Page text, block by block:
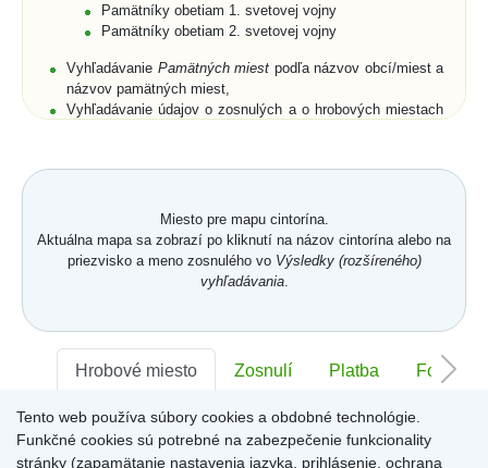
Pamätníky obetiam 1. svetovej vojny
Pamätníky obetiam 2. svetovej vojny
Vyhľadávanie Pamätných miest podľa názvov obcí/miest a
názvov pamätných miest,
Vyhľadávanie údajov o zosnulých a o hrobových miestach
Rozšírené vyhľadávanie zosnulých aj podľa dátumu
buď na cintorínoch konkrétnej obce/mesta, alebo na
všetkých cintorínoch obcí/miest umiestnených na portáli,
Zobrazenie zoznamov zosnulých na vyhľadaných
symbolických cintorínoch a/alebo pamätníkoch s
Prehľadné usporiadanie databázových záznamov cintorína
Karte hrobového miesta
Karta
hrobového miestaje členená na jednotlivé záložky -
Kronika,
ZáložkaHrobové miesto obsahuje položky: číslo hrobového
miesta, dĺžka, šírka, plocha a hĺbka hrobového miesta,
Miesto pre mapu cintorína.
Aktuálna mapa sa zobrazí po kliknutí na názov cintorína alebo na
priezvisko a meno zosnulého vo Výsledky (rozšíreného)
vyhľadávania.
Hrobové miesto Zosnulí Platba Foto
Sektor:- Rad:- Číslo:-
Tento web používa súbory cookies a obdobné technológie.
Funkčné cookies sú potrebné na zabezpečenie funkcionality
stránky (zapamätanie nastavenia jazyka, prihlásenie, ochrana